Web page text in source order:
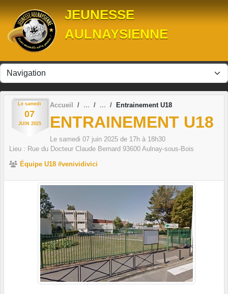
JEUNESSE
AULNAYSIENNE
Le samedi
07
JUIN 2025
Accueil Entrainement U18
ENTRAINEMENT U18
Le samedi 07 juin 2025 de 17h à 18h30
Lieu : Rue du Docteur Claude Bernard 93600 Aulnay-sous-Bois
Équipe U18 #venividivici